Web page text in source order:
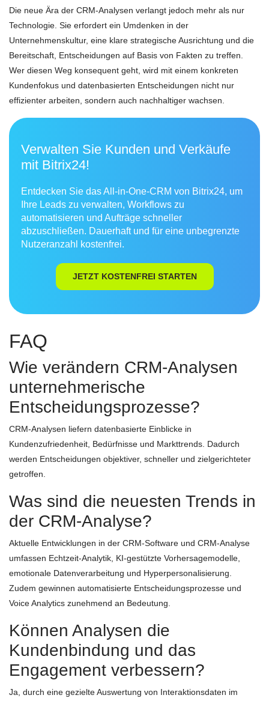
Die neue Ära der CRM-Analysen verlangt jedoch mehr als nur
Technologie. Sie erfordert ein Umdenken in der
Unternehmenskultur, eine klare strategische Ausrichtung und die
Bereitschaft, Entscheidungen auf Basis von Fakten zu treffen.
Wer diesen Weg konsequent geht, wird mit einem konkreten
Kundenfokus und datenbasierten Entscheidungen nicht nur
effizienter arbeiten, sondern auch nachhaltiger wachsen.
Verwalten Sie Kunden und Verkäufe
mit Bitrix24!
Entdecken Sie das All-in-One-CRM von Bitrix24, um
Ihre Leads zu verwalten, Workflows zu
automatisieren und Aufträge schneller
abzuschließen. Dauerhaft und für eine unbegrenzte
Nutzeranzahl kostenfrei.
JETZT KOSTENFREI STARTEN
FAQ
Wie verändern CRM-Analysen
unternehmerische
Entscheidungsprozesse?
CRM-Analysen liefern datenbasierte Einblicke in
Kundenzufriedenheit, Bedürfnisse und Markttrends. Dadurch
werden Entscheidungen objektiver, schneller und zielgerichteter
getroffen.
Was sind die neuesten Trends in
der CRM-Analyse?
Aktuelle Entwicklungen in der CRM-Software und CRM-Analyse
umfassen Echtzeit-Analytik, KI-gestützte Vorhersagemodelle,
emotionale Datenverarbeitung und Hyperpersonalisierung.
Zudem gewinnen automatisierte Entscheidungsprozesse und
Voice Analytics zunehmend an Bedeutung.
Können Analysen die
Kundenbindung und das
Engagement verbessern?
Ja, durch eine gezielte Auswertung von Interaktionsdaten im